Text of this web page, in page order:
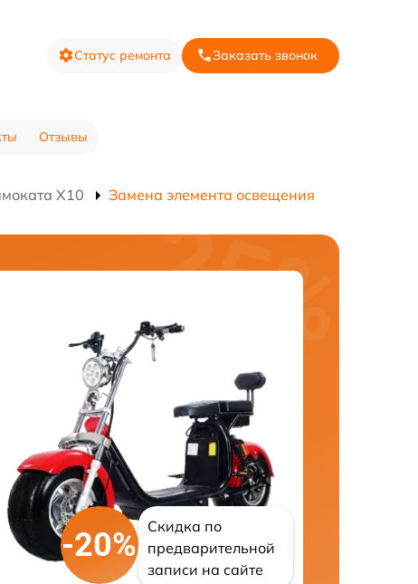
Статус ремонта Заказать звонок
Отзывы
X10 Замена элемента освещения
-20%
Скидка по
предварительной
записи на сайте